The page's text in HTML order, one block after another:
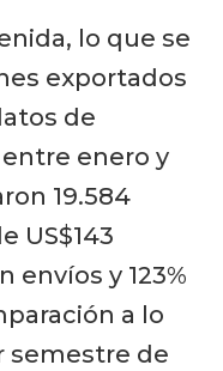
lo que se
exportados
de
enero y
19.584
US$143
envíos y 123%
a lo
semestre de